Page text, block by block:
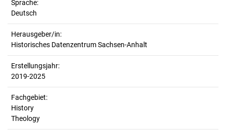
Sprache:
Deutsch
Herausgeber/in:
Historisches Datenzentrum Sachsen-Anhalt
Erstellungsjahr:
2019-2025
Fachgebiet:
History
Theology